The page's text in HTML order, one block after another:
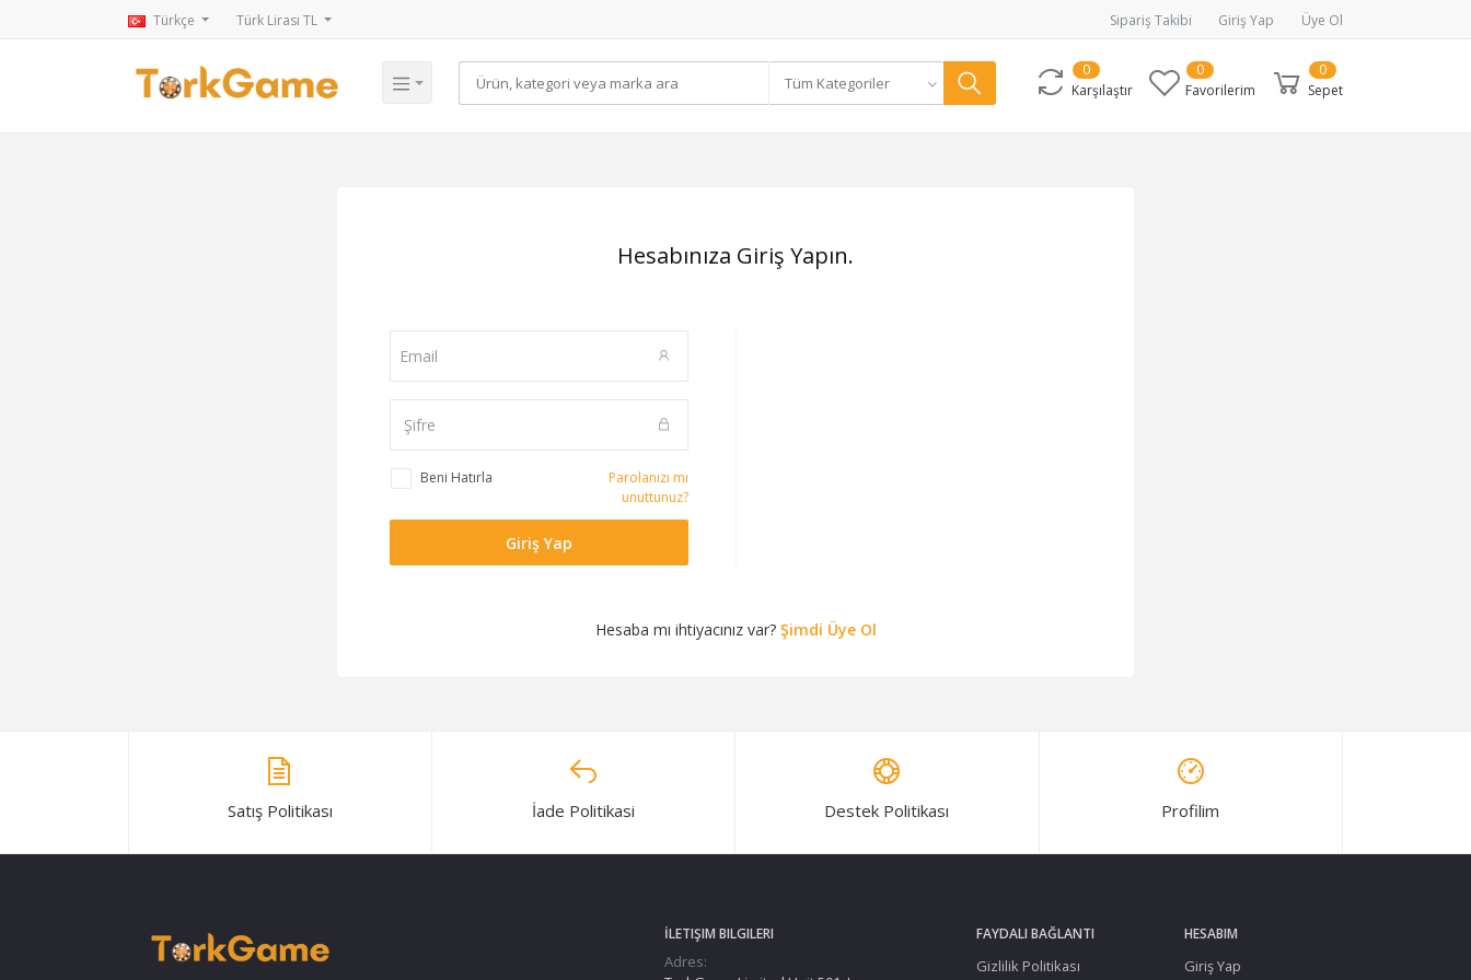
Türkçe Türk Lirası TL Sipariş Takibi Giriş Yap Üye Ol
Tüm Kategoriler Karşılaştır
0
Favorilerim
0
Sepet
0
Hesabınıza Giriş Yapın.
Beni Hatırla
Parolanızı mı
unuttunuz?
Giriş Yap
Hesaba mı ihtiyacınız var? Şimdi Üye Ol
Satış Politikası İade Politikasi Destek Politikası Profilim
İLETIŞIM BILGILERI
Adres:
FAYDALI BAĞLANTI
Gizlilik Politikası
HESABIM
Giriş Yap